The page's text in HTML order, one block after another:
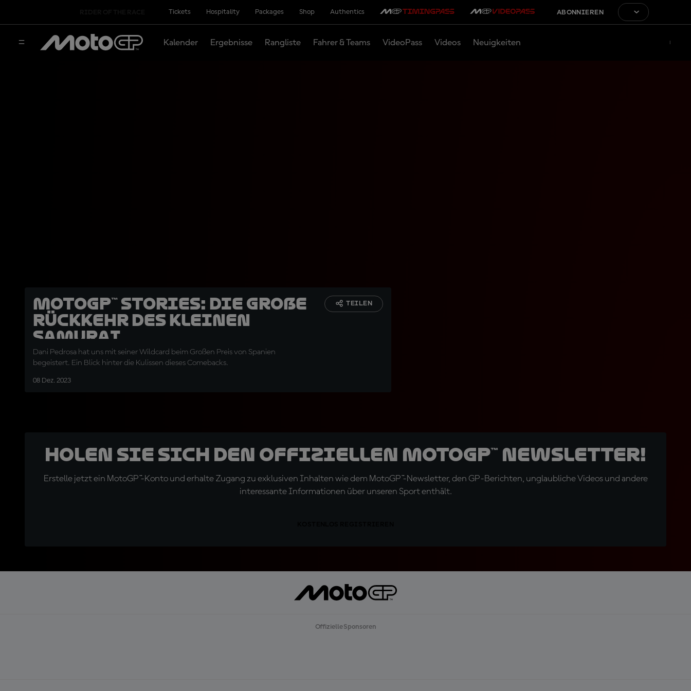
Tickets Hospitality Packages Shop Authentics ABONNIEREN
Kalender Ergebnisse Rangliste Fahrer & Teams VideoPass Videos Neuigkeiten
MotoGP™ Stories: Die große
Rückkehr des kleinen
Samurai
Dani Pedrosa hat uns mit seiner Wildcard beim Großen Preis von Spanien
begeistert. Ein Blick hinter die Kulissen dieses Comebacks.
08 Dez. 2023
TEILEN
Holen Sie sich den offiziellen MotoGP™ Newsletter!
Erstelle jetzt ein MotoGP™-Konto und erhalte Zugang zu exklusiven Inhalten wie dem MotoGP™-Newsletter, den GP-Berichten, unglaubliche Videos und andere
interessante Informationen über unseren Sport enthält.
Offizielle Sponsoren